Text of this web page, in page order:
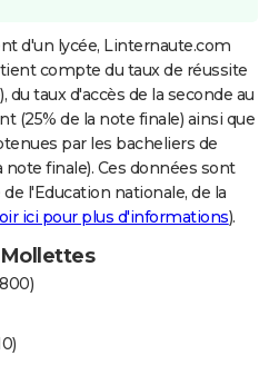
d'un lycée, Linternaute.com
compte du taux de réussite
du taux d'accès de la seconde au
(25% de la note finale) ainsi que
par les bacheliers de
finale). Ces données sont
l'Education nationale, de la
ici pour plus d'informations).